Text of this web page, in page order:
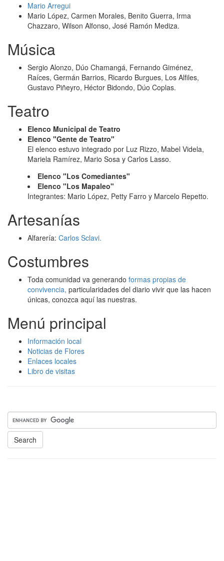
Mario Arregui
Mario López, Carmen Morales, Benito Guerra, Irma
Chazzaro, Wilson Alfonso, José Ramón Mediza.
Música
Sergio Alonzo, Dúo Chamangá, Fernando Giménez,
Raíces, Germán Barrios, Ricardo Burgues, Los Alfiles,
Gustavo Piñeyro, Héctor Bidondo, Dúo Coplas.
Teatro
Elenco Municipal de Teatro
Elenco "Gente de Teatro"
El elenco estuvo integrado por Luz Rizzo, Mabel Videla,
Mariela Ramírez, Mario Sosa y Carlos Lasso.
Elenco "Los Comediantes"
Elenco "Los Mapaleo"
Integrantes: Mario López, Petty Farro y Marcelo Repetto.
Artesanías
Alfarería: Carlos Sclavi.
Costumbres
Toda comunidad va generando formas propias de
convivencia, particularidades del diario vivir que las hacen
únicas, conozca aquí las nuestras.
Menú principal
Información local
Noticias de Flores
Enlaces locales
Libro de visitas